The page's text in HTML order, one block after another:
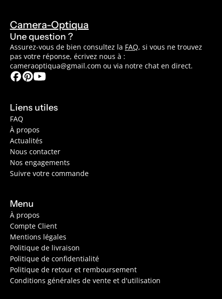
Camera-Optiqua
Une question ?
Assurez-vous de bien consultez la FAQ, si vous ne trouvez
pas votre réponse, écrivez nous à :
cameraoptiqua@gmail.com ou via notre chat en direct.
Liens utiles
FAQ
À propos
Actualités
Nous contacter
Nos engagements
Suivre votre commande
Menu
À propos
Compte Client
Mentions légales
Politique de livraison
Politique de confidentialité
Politique de retour et remboursement
Conditions générales de vente et d'utilisation